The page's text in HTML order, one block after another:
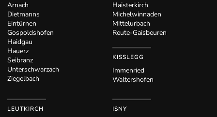
Arnach
Dietmanns
Eintürnen
Gospoldshofen
Haidgau
Hauerz
Seibranz
Unterschwarzach
Ziegelbach
Haisterkirch
Michelwinnaden
Mittelurbach
Reute-Gaisbeuren
KISSLEGG
Immenried
Waltershofen
LEUTKIRCH ISNY